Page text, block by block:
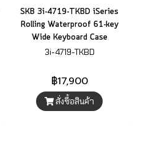
SKB 3i-4719-TKBD iSeries
Rolling Waterproof 61-key
Wide Keyboard Case
3i-4719-TKBD
฿17,900
สั่งซื้อสินค้า